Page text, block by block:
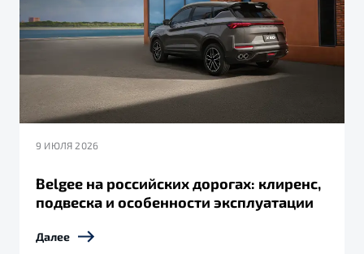
9 ИЮЛЯ 2026
Belgee на российских дорогах: клиренс,
подвеска и особенности эксплуатации
Далее